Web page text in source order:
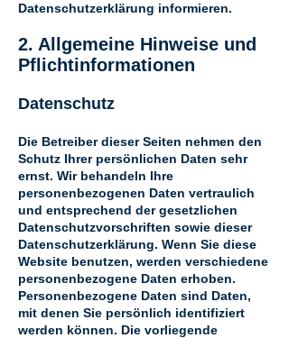
Datenschutzerklärung informieren.
2. Allgemeine Hinweise und
Pflichtinformationen
Datenschutz
Die Betreiber dieser Seiten nehmen den
Schutz Ihrer persönlichen Daten sehr
ernst. Wir behandeln Ihre
personenbezogenen Daten vertraulich
und entsprechend der gesetzlichen
Datenschutzvorschriften sowie dieser
Datenschutzerklärung. Wenn Sie diese
Website benutzen, werden verschiedene
personenbezogene Daten erhoben.
Personenbezogene Daten sind Daten,
mit denen Sie persönlich identifiziert
werden können. Die vorliegende